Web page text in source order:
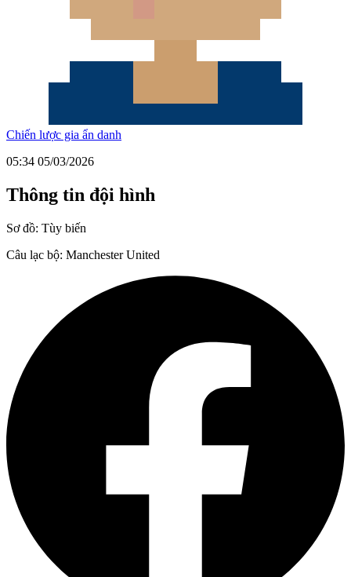
Chiến lược gia ẩn danh
05:34 05/03/2026
Thông tin đội hình
Sơ đồ: Tùy biến
Câu lạc bộ: Manchester United